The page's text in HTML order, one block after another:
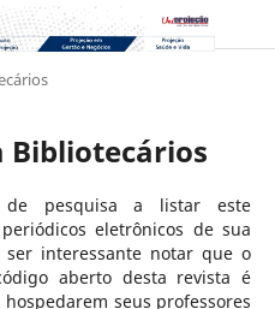
de pesquisa a listar este
eletrônicos de sua
interessante notar que o
aberto desta revista é
seus professores